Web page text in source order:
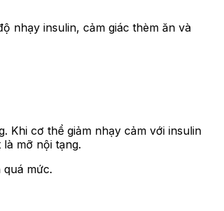
nhạy insulin, cảm giác thèm ăn và
Khi cơ thể giảm nhạy cảm với insulin
mỡ nội tạng.
mức.